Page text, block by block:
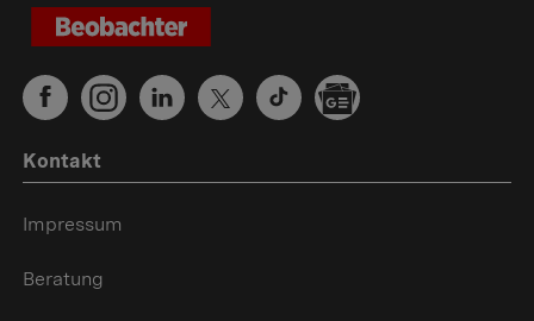
Kontakt
Impressum
Beratung